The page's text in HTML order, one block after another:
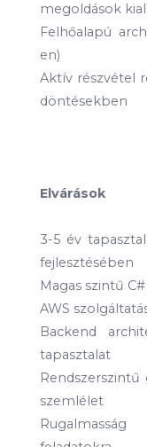
megoldások
Felhőalapú
en)
Aktív részvétel
döntésekben
Elvárások
3-5 év
fejlesztésében
Magas szintű
AWS
Backend
tapasztalat
szemlélet